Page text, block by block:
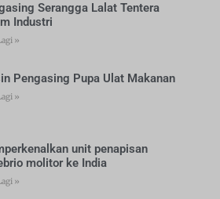
Serangga Lalat Tentera
Industri
»
Pengasing Pupa Ulat Makanan
»
unit penapisan
molitor ke India
»